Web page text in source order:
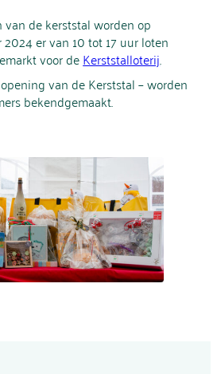
de kerststal worden op
er van 10 tot 17 uur loten
voor deKerststalloterij.
van de Kerststal – worden
bekendgemaakt.